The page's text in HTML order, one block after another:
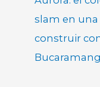
slam en
construir